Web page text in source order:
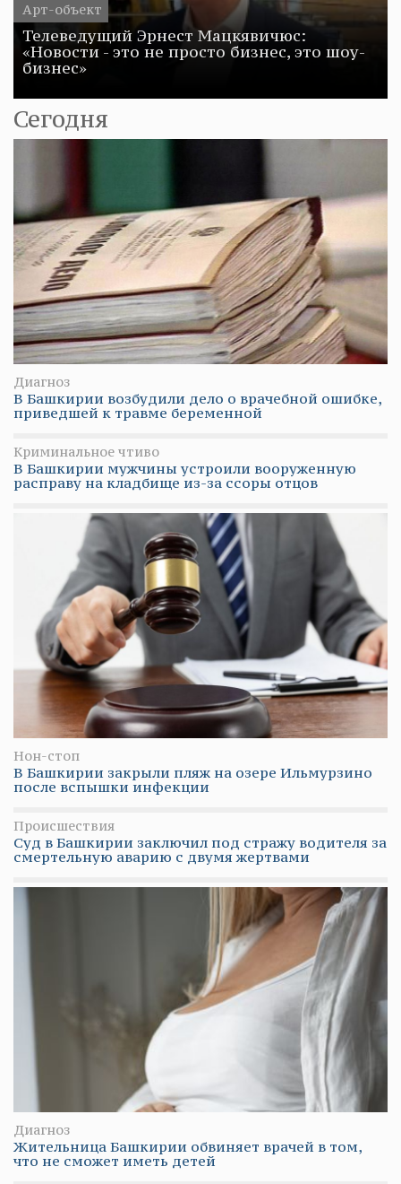
Арт-объект
Телеведущий Эрнест Мацкявичюс:
«Новости - это не просто бизнес, это шоу-
бизнес»
Сегодня
Диагноз
В Башкирии возбудили дело о врачебной ошибке,
приведшей к травме беременной
Криминальное чтиво
В Башкирии мужчины устроили вооруженную
расправу на кладбище из-за ссоры отцов
Нон-стоп
В Башкирии закрыли пляж на озере Ильмурзино
после вспышки инфекции
Происшествия
Суд в Башкирии заключил под стражу водителя за
смертельную аварию с двумя жертвами
Диагноз
Жительница Башкирии обвиняет врачей в том,
что не сможет иметь детей